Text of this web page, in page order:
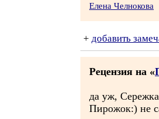
Елена Челнокова
+ добавить
Рецензия на «
да уж,
Пирожок:) не